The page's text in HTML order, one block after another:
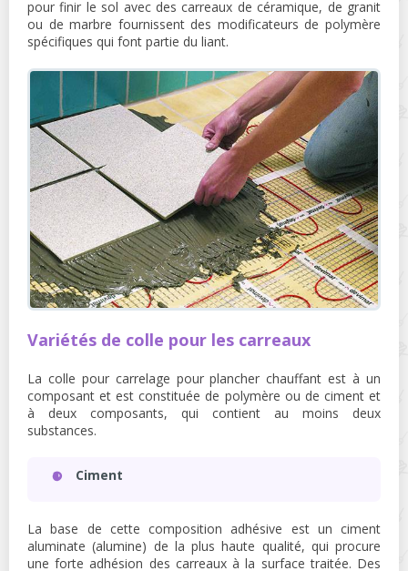
pour finir le sol avec des carreaux de céramique, de granit
ou de marbre fournissent des modificateurs de polymère
spécifiques qui font partie du liant.
Variétés de colle pour les carreaux
La colle pour carrelage pour plancher chauffant est à un
composant et est constituée de polymère ou de ciment et
à deux composants, qui contient au moins deux
substances.
Ciment
La base de cette composition adhésive est un ciment
aluminate (alumine) de la plus haute qualité, qui procure
une forte adhésion des carreaux à la surface traitée. Des